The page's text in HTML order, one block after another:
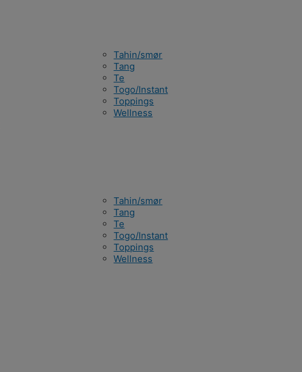
Tahin/smør
Tang
Te
Togo/Instant
Toppings
Wellness
Tahin/smør
Tang
Te
Togo/Instant
Toppings
Wellness